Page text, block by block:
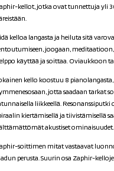
kellot, jotka ovat tunnettuja yli
kelloa langasta ja heiluta sitä
joogaan,
käyttää ja soittaa. Oviaukkoon
kello koostuu 8
jotta saadaan tarkat
liikkeellä.
kiertämisellä ja tiivistämisellä
akustiset ominaisuudet.
soittimen mitat vastaavat
perusta. Suurin osa Zaphir-